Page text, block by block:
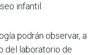
infantil.
podrán observar, a
del laboratorio de